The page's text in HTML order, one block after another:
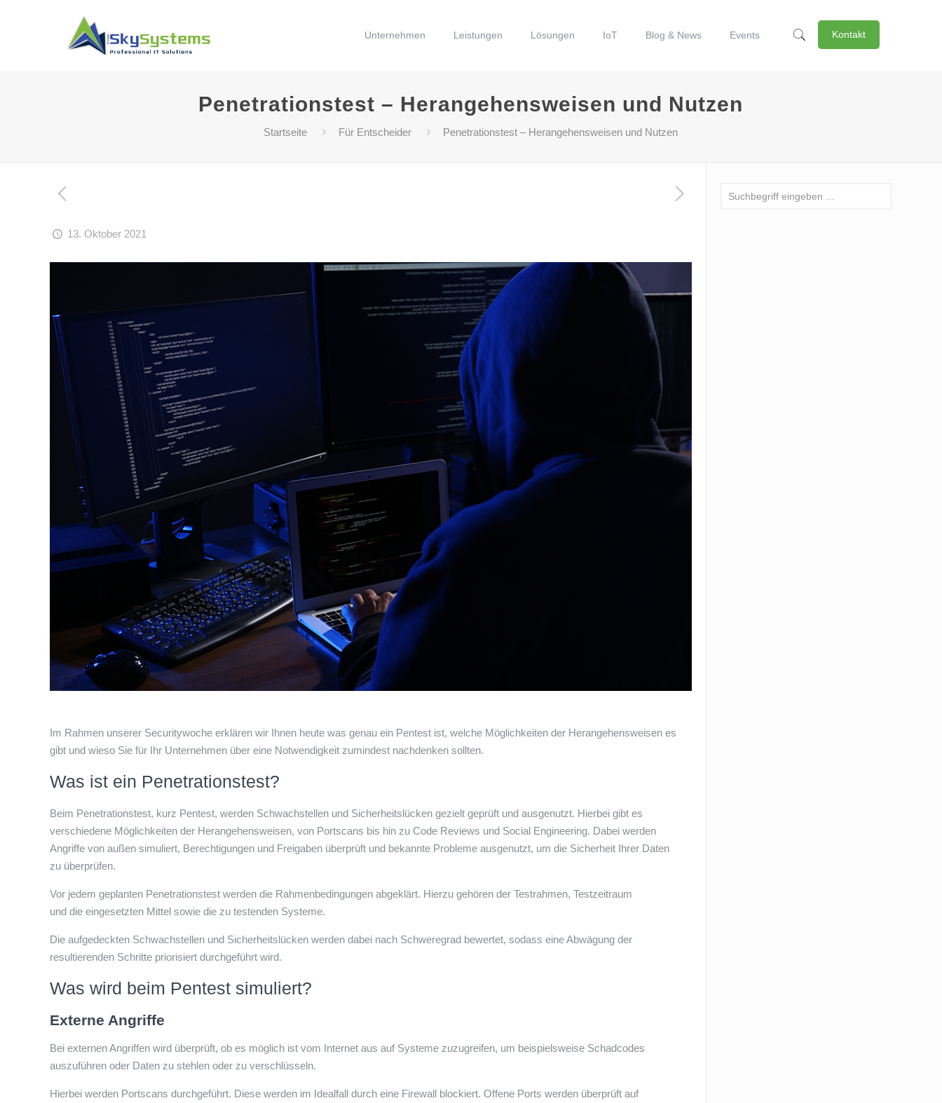
Unternehmen Leistungen Lösungen IoT Blog & News Events Kontakt
Penetrationstest – Herangehensweisen und Nutzen
Startseite Für Entscheider Penetrationstest – Herangehensweisen und Nutzen
13. Oktober 2021
Im Rahmen unserer Securitywoche erklären wir Ihnen heute was genau ein Pentest ist, welche Möglichkeiten der Herangehensweisen es
gibt und wieso Sie für Ihr Unternehmen über eine Notwendigkeit zumindest nachdenken sollten.
Was ist ein Penetrationstest?
Beim Penetrationstest, kurz Pentest, werden Schwachstellen und Sicherheitslücken gezielt geprüft und ausgenutzt. Hierbei gibt es
verschiedene Möglichkeiten der Herangehensweisen, von Portscans bis hin zu Code Reviews und Social Engineering. Dabei werden
Angriffe von außen simuliert, Berechtigungen und Freigaben überprüft und bekannte Probleme ausgenutzt, um die Sicherheit Ihrer Daten
zu überprüfen.
Vor jedem geplanten Penetrationstest werden die Rahmenbedingungen abgeklärt. Hierzu gehören der Testrahmen, Testzeitraum
und die eingesetzten Mittel sowie die zu testenden Systeme.
Die aufgedeckten Schwachstellen und Sicherheitslücken werden dabei nach Schweregrad bewertet, sodass eine Abwägung der
resultierenden Schritte priorisiert durchgeführt wird.
Was wird beim Pentest simuliert?
Externe Angriffe
Bei externen Angriffen wird überprüft, ob es möglich ist vom Internet aus auf Systeme zuzugreifen, um beispielsweise Schadcodes
auszuführen oder Daten zu stehlen oder zu verschlüsseln.
Hierbei werden Portscans durchgeführt. Diese werden im Idealfall durch eine Firewall blockiert. Offene Ports werden überprüft auf